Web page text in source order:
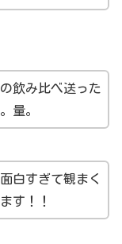
飲み比べ送った
量。
白すぎて観まく
す！！